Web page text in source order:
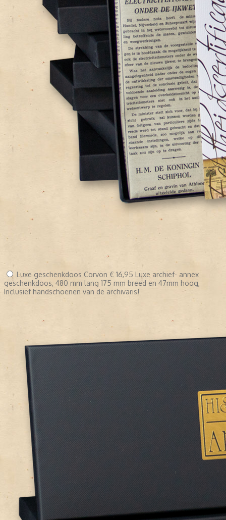
Luxe geschenkdoos Corvon € 16,95 Luxe archief- annex
geschenkdoos, 480 mm lang 175 mm breed en 47mm hoog,
Inclusief handschoenen van de archivaris!